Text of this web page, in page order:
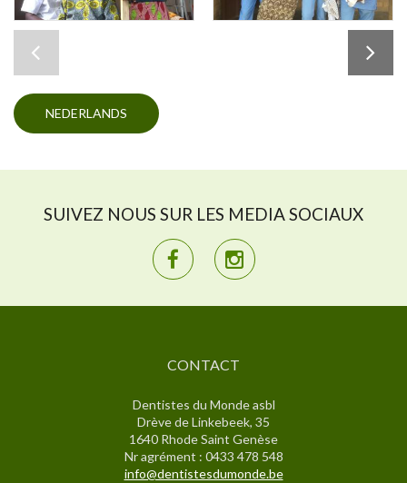
NEDERLANDS
SUIVEZ NOUS SUR LES MEDIA SOCIAUX
CONTACT
Dentistes du Monde asbl
Drève de Linkebeek, 35
1640 Rhode Saint Genèse
Nr agrément : 0433 478 548
info@dentistesdumonde.be